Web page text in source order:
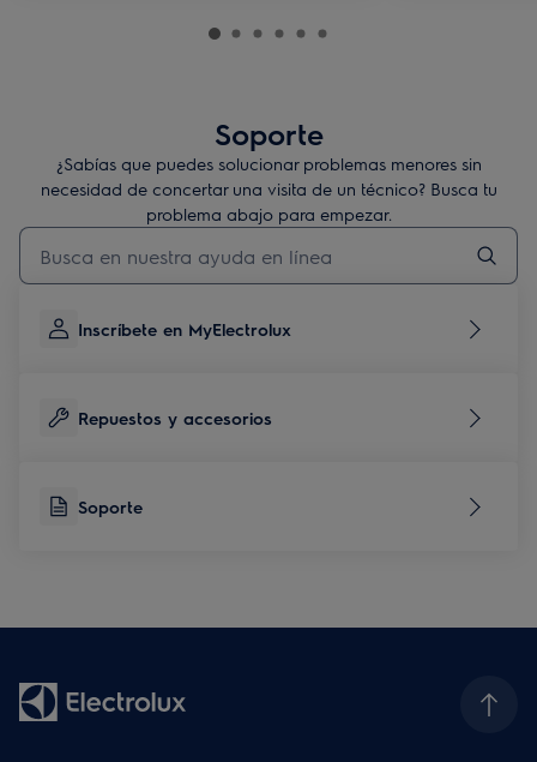
Soporte
¿Sabías que puedes solucionar problemas menores sin
necesidad de concertar una visita de un técnico? Busca tu
problema abajo para empezar.
Escribe para buscar un artículo de soporte
Inscríbete en MyElectrolux
Repuestos y accesorios
Soporte